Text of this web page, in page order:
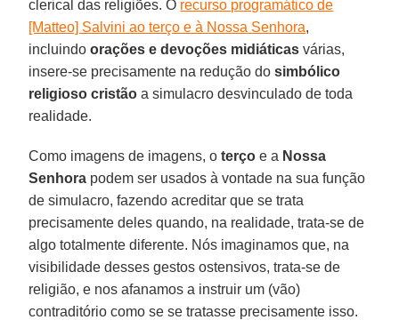
clerical das religiões. O recurso programático de
[Matteo] Salvini ao terço e à Nossa Senhora,
incluindoorações e devoções midiáticas várias,
insere-se precisamente na redução dosimbólico
religioso cristão a simulacro desvinculado de toda
realidade.
Como imagens de imagens, oterço e a Nossa
Senhora podem ser usados à vontade na sua função
de simulacro, fazendo acreditar que se trata
precisamente deles quando, na realidade, trata-se de
algo totalmente diferente. Nós imaginamos que, na
visibilidade desses gestos ostensivos, trata-se de
religião, e nos afanamos a instruir um (vão)
contraditório como se se tratasse precisamente isso.